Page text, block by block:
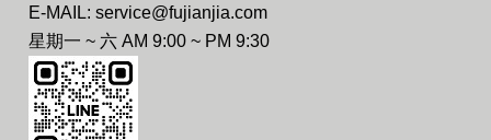
E-MAIL: service@fujianjia.com
星期一 ~ 六 AM 9:00 ~ PM 9:30